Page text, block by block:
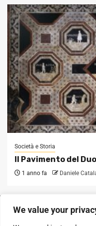
We value your
Società e Storia
Il Pavimento del
1 anno fa Daniele
SEGUICI SUI